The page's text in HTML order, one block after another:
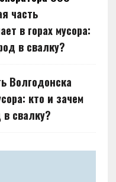
часть
в горах мусора:
в свалку?
Волгодонска
кто и зачем
свалку?